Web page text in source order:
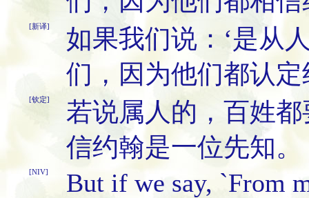
[新译]
如果我们说：‘是从
们，因为他们都认
[钦定]
若说属人的，百姓
信约翰是一位先知。
[NIV]
But if we say, `From